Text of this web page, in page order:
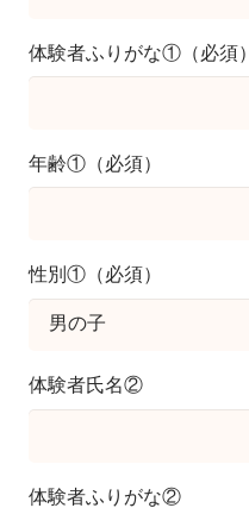
体験者ふりがな①（必須）
年齢①（必須）
性別①（必須）
体験者氏名②
体験者ふりがな②